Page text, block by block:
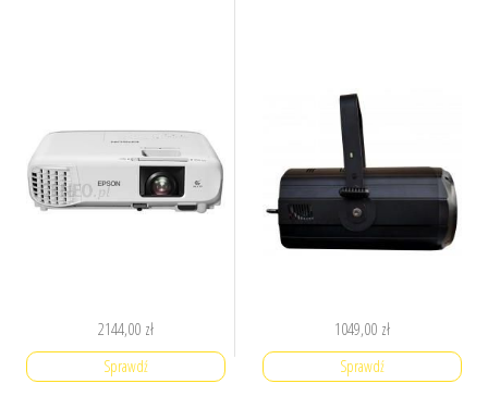
2144,00 zł
Sprawdź
1049,00 zł
Sprawdź